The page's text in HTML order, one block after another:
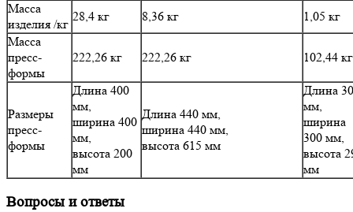
Масса
изделия /кг
28,4 кг 8,36 кг
1,05 кг
Масса
пресс-
формы
222,26 кг 222,26 кг 102,44 кг
Размеры
пресс-
формы
Длина 400
мм,
ширина 400
мм,
высота 200
мм
Длина 440 мм,
ширина 440 мм,
высота 615 мм
Длина
мм,
ширина
300 мм,
высота
мм
Вопросы и ответы